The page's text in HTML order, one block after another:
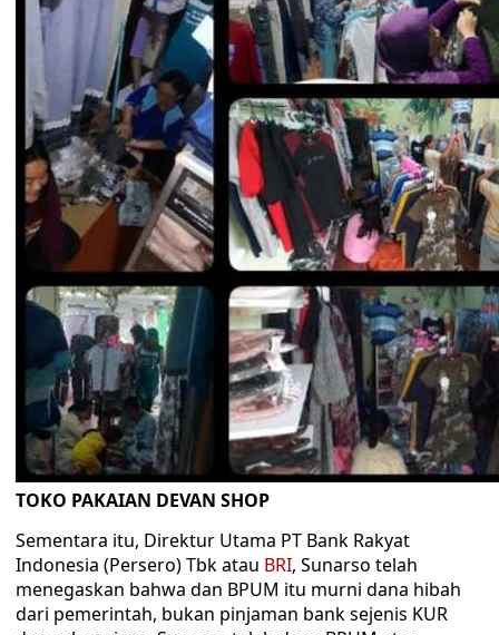
TOKO PAKAIAN DEVAN SHOP
Sementara itu, Direktur Utama PT Bank Rakyat
Indonesia (Persero) Tbk atau BRI, Sunarso telah
menegaskan bahwa dan BPUM itu murni dana hibah
dari pemerintah, bukan pinjaman bank sejenis KUR